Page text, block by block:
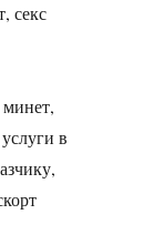
секс
в